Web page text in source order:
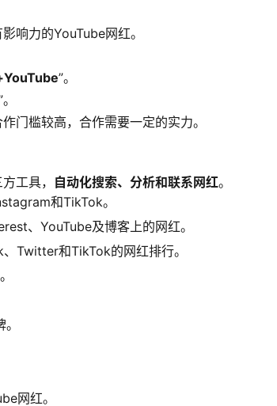
响力的YouTube网红。
”。
门槛较高，合作需要一定的实力。
工具， 自动化搜索、分析和联系网红。
和TikTok。
、YouTube及博客上的网红。
Twitter和TikTok的网红排行。
网红。